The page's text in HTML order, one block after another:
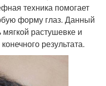
техника помогает
форму глаз. Данный
растушевке и
результата.